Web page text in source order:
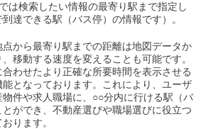
は検索したい情報の最寄り駅まで指定し
達できる駅（バス停）の情報です）。
点から最寄り駅までの距離は地図データか
移動する速度を変えることも可能です。
わせたより正確な所要時間を表示させる
能となっております。これにより、ユーザ
物件や求人職場に、○○分内に行ける駅（バ
とができ、不動産選びや職場選びに役立つ
ります。